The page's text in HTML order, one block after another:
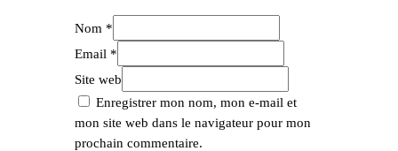
Nom *
Email *
Site web
Enregistrer mon nom, mon e-mail et
mon site web dans le navigateur pour mon
prochain commentaire.